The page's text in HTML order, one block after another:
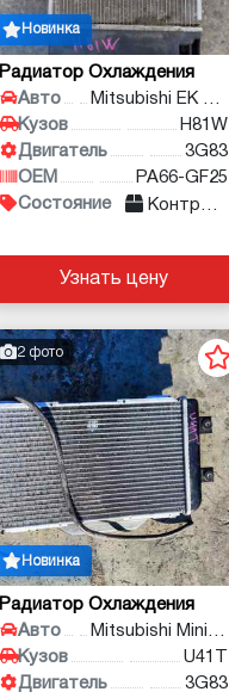
Новинка
Радиатор Охлаждения
Авто
Mitsubishi EK Wagon
Кузов
H81W
Двигатель
3G83
OEM
PA66-GF25
Состояние
Контракт
Узнать цену
2 фото
Новинка
Радиатор Охлаждения
Авто
Mitsubishi Minicab
Кузов
U41T
Двигатель
3G83